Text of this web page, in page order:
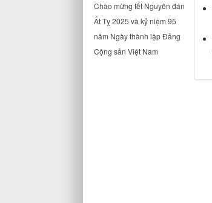
Chào mừng tết Nguyên đán
Ất Tỵ 2025 và kỷ niệm 95
năm Ngày thành lập Đảng
Cộng sản Việt Nam